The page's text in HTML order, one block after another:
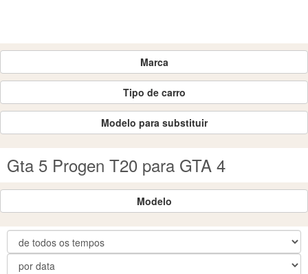
Marca
Tipo de carro
Modelo para substituir
Gta 5 Progen T20 para GTA 4
Modelo